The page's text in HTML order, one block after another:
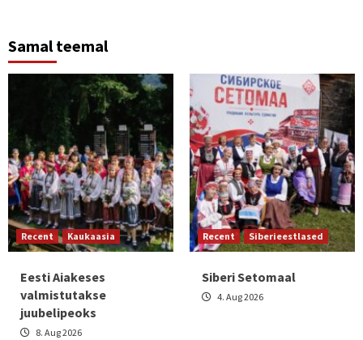
Samal teemal
Recent Kaukaasia
Eesti Aiakeses
valmistutakse
juubelipeoks
8. Aug 2026
Recent Siberieestlased
Siberi Setomaal
4. Aug 2026